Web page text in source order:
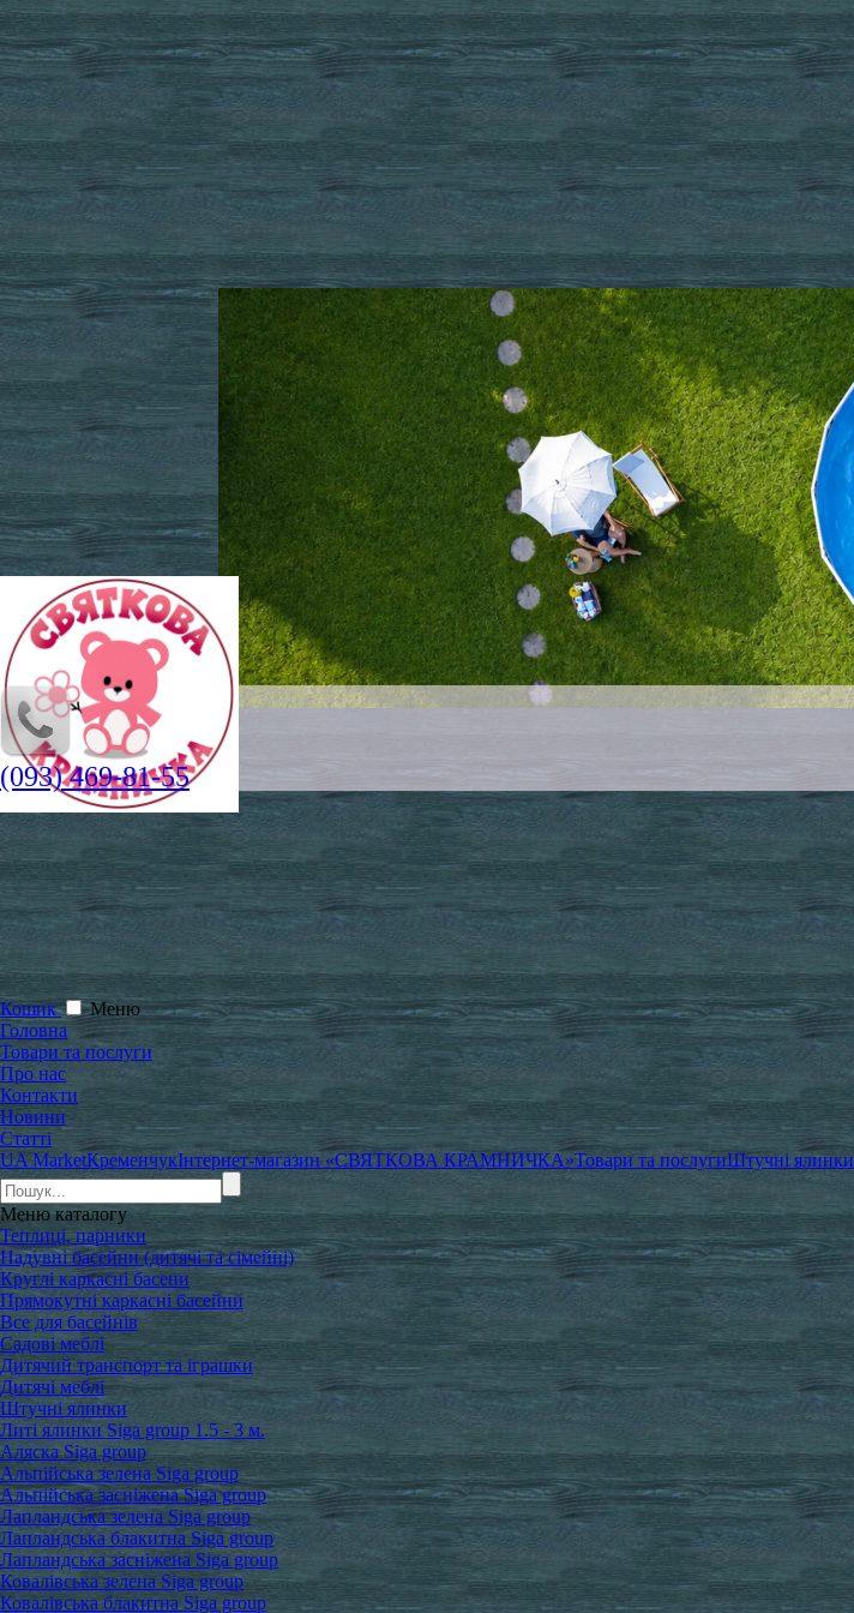
(093) 469-81-55
Кошик
Меню
Головна
Товари та послуги
Про нас
Контакти
Новини
Статті
UA MarketКременчукІнтернет-магазин «СВЯТКОВА КРАМНИЧКА»Товари та послугиШтучні ялинки
Менюкаталогу
Теплиці, парники
Надувні басейни (дитячі та сімейні)
Круглі каркасні басени
Прямокутні каркасні басейни
Все для басейнів
Садові меблі
Дитячий транспорт та іграшки
Дитячі меблі
Штучні ялинки
Литі ялинки Siga group 1.5 - 3 м.
Аляска Siga group
Альпійська зелена Siga group
Альпійська засніжена Siga group
Лапландська зелена Siga group
Лапландська блакитна Siga group
Лапландська засніжена Siga group
Ковалівська зелена Siga group
Ковалівська блакитна Siga group